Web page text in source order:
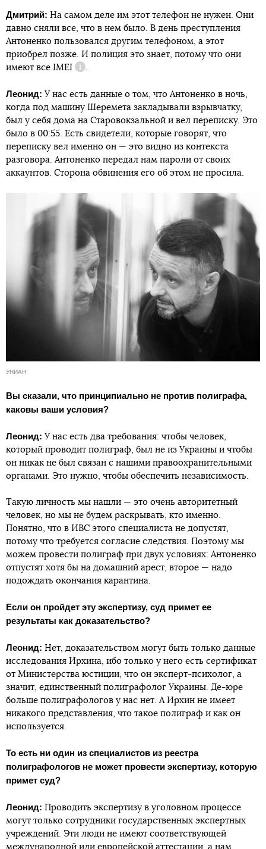
Дмитрий: На самом деле им этот телефон не нужен. Они
давно сняли все, что в нем было. В день преступления
Антоненко пользовался другим телефоном, а этот
приобрел позже. И полиция это знает, потому что они
имеют все IMEI
Справка
Леонид: У нас есть данные о том, что Антоненко в ночь,
когда под машину Шеремета закладывали взрывчатку,
был у себя дома на Старовокзальной и вел переписку. Это
было в 00:55. Есть свидетели, которые говорят, что
переписку вел именно он — это видно из контекста
разговора. Антоненко передал нам пароли от своих
аккаунтов. Сторона обвинения его об этом не просила.
УНИАН
Вы сказали, что принципиально не против полиграфа,
каковы ваши условия?
Леонид: У нас есть два требования: чтобы человек,
который проводит полиграф, был не из Украины и чтобы
он никак не был связан с нашими правоохранительными
органами. Это нужно, чтобы обеспечить независимость.
Такую личность мы нашли — это очень авторитетный
человек, но мы не будем раскрывать, кто именно.
Понятно, что в ИВС этого специалиста не допустят,
потому что требуется согласие следствия. Поэтому мы
можем провести полиграф при двух условиях: Антоненко
отпустят хотя бы на домашний арест, второе — надо
подождать окончания карантина.
Если он пройдет эту экспертизу, суд примет ее
результаты как доказательство?
Леонид: Нет, доказательством могут быть только данные
исследования Ирхина, ибо только у него есть сертификат
от Министерства юстиции, что он эксперт-психолог, а
значит, единственный полиграфолог Украины. Де-юре
больше полиграфологов у нас нет. А Ирхин не имеет
никакого представления, что такое полиграф и как он
используется.
То есть ни один из специалистов из реестра
полиграфологов не может провести экспертизу, которую
примет суд?
Леонид: Проводить экспертизу в уголовном процессе
могут только сотрудники государственных экспертных
учреждений. Эти люди не имеют соответствующей
международной или европейской аттестации, а нам